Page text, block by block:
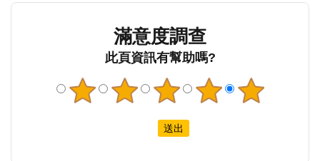
滿意度調查
此頁資訊有幫助嗎?